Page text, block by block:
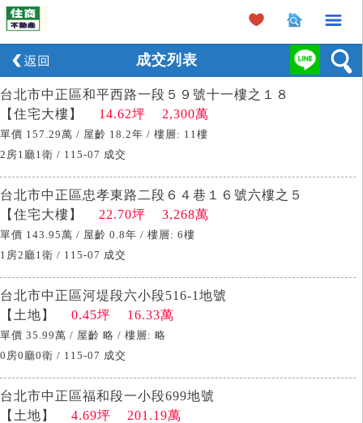
×
成交列表
台北市中正區和平西路一段５９號十一樓之１８
【住宅大樓】
14.62坪 2,300萬
單價 157.29萬 / 屋齡 18.2年 / 樓層: 11樓
2房1廳1衛 / 115-07 成交
台北市中正區忠孝東路二段６４巷１６號六樓之５
【住宅大樓】
22.70坪 3,268萬
單價 143.95萬 / 屋齡 0.8年 / 樓層: 6樓
1房2廳1衛 / 115-07 成交
台北市中正區河堤段六小段516-1地號
【土地】
0.45坪 16.33萬
單價 35.99萬 / 屋齡 略 / 樓層: 略
0房0廳0衛 / 115-07 成交
台北市中正區福和段一小段699地號
【土地】
4.69坪 201.19萬